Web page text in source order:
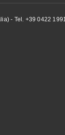
- Tel. +39 0422